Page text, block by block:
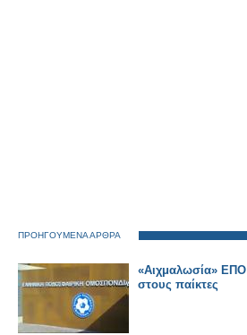
ΠΡΟΗΓΟΥΜΕΝΑ ΑΡΘΡΑ
«Αιχμαλωσία» ΕΠΟ
στους παίκτες